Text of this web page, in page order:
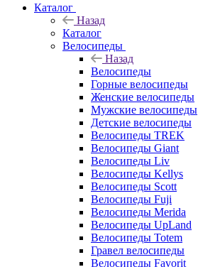
Каталог
Назад
Каталог
Велосипеды
Назад
Велосипеды
Горные велосипеды
Женские велосипеды
Мужские велосипеды
Детские велосипеды
Велосипеды TREK
Велосипеды Giant
Велосипеды Liv
Велосипеды Kellys
Велосипеды Scott
Велосипеды Fuji
Велосипеды Merida
Велосипеды UpLand
Велосипеды Totem
Гравел велосипеды
Велосипеды Favorit